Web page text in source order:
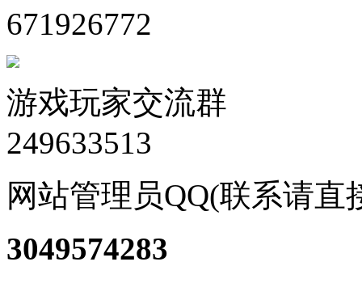
671926772
游戏玩家交流群
249633513
网站管理员QQ(联系请直
3049574283